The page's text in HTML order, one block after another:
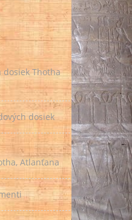
dosiek Thotha
dosiek
Atlanťana